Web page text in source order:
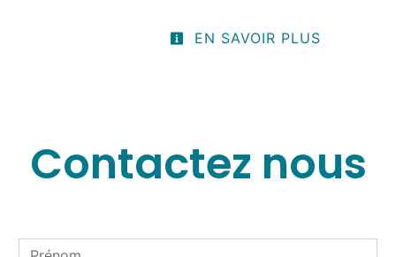
EN SAVOIR PLUS
Contactez nous